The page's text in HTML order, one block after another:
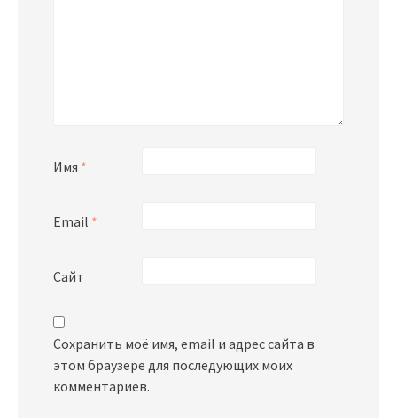
Имя *
Email *
Сайт
Сохранить моё имя, email и адрес сайта в
этом браузере для последующих моих
комментариев.